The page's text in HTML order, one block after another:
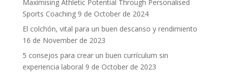
Maximising Athletic Potential Through Personalised
Sports Coaching 9 de October de 2024
El colchón, vital para un buen descanso y rendimiento
16 de November de 2023
5 consejos para crear un buen currículum sin
experiencia laboral 9 de October de 2023